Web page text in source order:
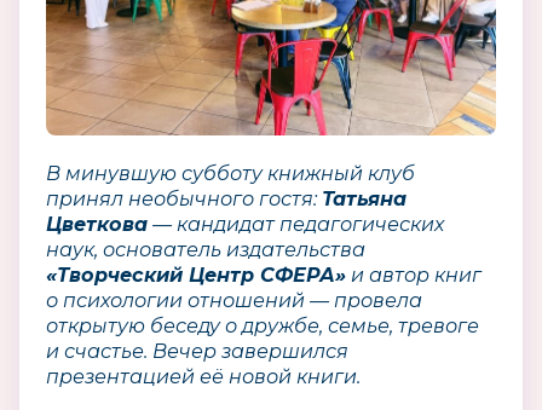
В минувшую субботу книжный клуб
принял необычного гостя: Татьяна
Цветкова — кандидат педагогических
наук, основатель издательства
«Творческий Центр СФЕРА» и автор книг
о психологии отношений — провела
открытую беседу о дружбе, семье, тревоге
и счастье. Вечер завершился
презентацией её новой книги.